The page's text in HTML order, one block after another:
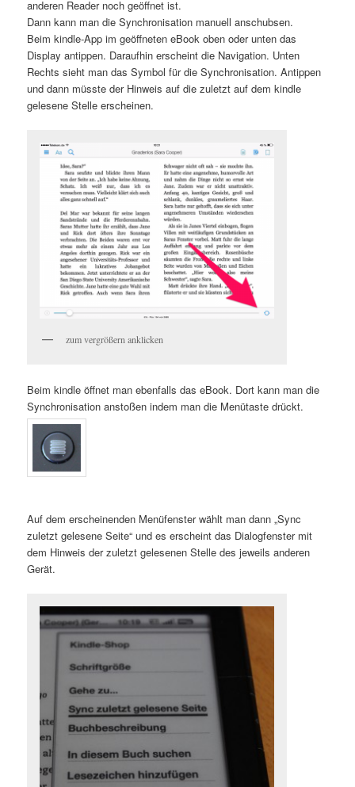
anderen Reader noch geöffnet ist.
Dann kann man die Synchronisation manuell anschubsen.
Beim kindle-App im geöffneten eBook oben oder unten das
Display antippen. Daraufhin erscheint die Navigation. Unten
Rechts sieht man das Symbol für die Synchronisation. Antippen
und dann müsste der Hinweis auf die zuletzt auf dem kindle
gelesene Stelle erscheinen.
zum vergrößern anklicken
Beim kindle öffnet man ebenfalls das eBook. Dort kann man die
Synchronisation anstoßen indem man die Menütaste drückt.
Auf dem erscheinenden Menüfenster wählt man dann „Sync
zuletzt gelesene Seite“ und es erscheint das Dialogfenster mit
dem Hinweis der zuletzt gelesenen Stelle des jeweils anderen
Gerät.